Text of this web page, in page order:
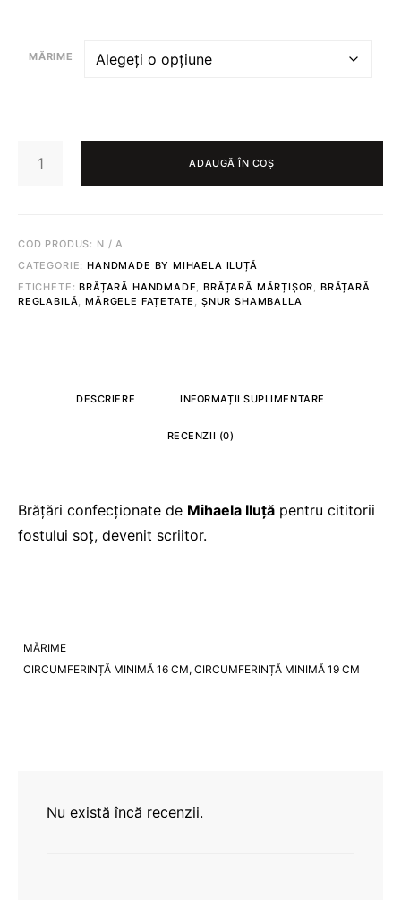
MĂRIME
BRĂȚARĂ
ADAUGĂ ÎN COȘ
COD PRODUS: N / A
CATEGORIE:HANDMADE BY MIHAELA ILUȚĂ
ETICHETE:BRĂȚARĂ HANDMADE,BRĂȚARĂ MĂRȚIȘOR, BRĂȚARĂ
REGLABILĂ,MĂRGELE FAȚETATE , ȘNUR SHAMBALLA
DESCRIERE INFORMAȚII SUPLIMENTARE
RECENZII (0)
Brățări confecționate de Mihaela Iluță pentru cititorii
fostului soț, devenit scriitor.
MĂRIME
CIRCUMFERINȚĂ MINIMĂ 16 CM, CIRCUMFERINȚĂ MINIMĂ 19 CM
Nu există încă recenzii.